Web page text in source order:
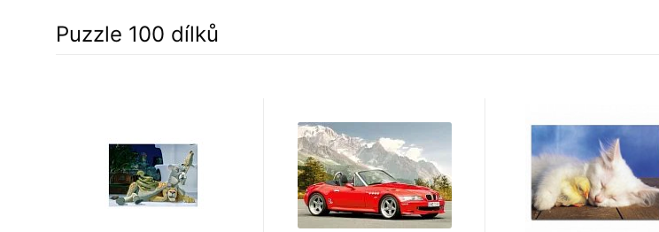
Puzzle 100 dílků